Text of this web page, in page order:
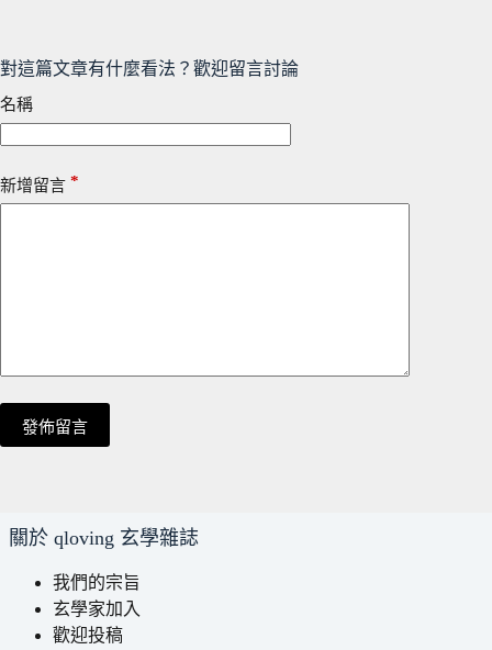
對這篇文章有什麼看法？歡迎留言討論
名稱
新增留言 *
發佈留言
關於 qloving 玄學雜誌
我們的宗旨
玄學家加入
歡迎投稿